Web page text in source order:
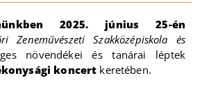
2025. június 25-én
Zeneművészeti Szakközépiskola és
növendékei és tanárai léptek
koncert keretében.